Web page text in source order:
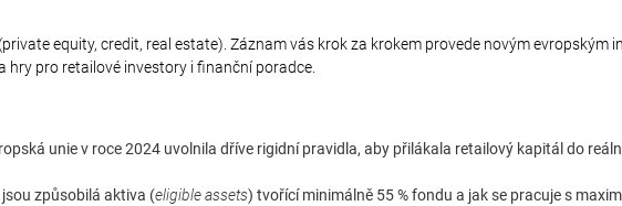
equity, credit, real estate). Záznam vás krok za krokem provede novým evropským
hry pro retailové investory i finanční poradce.
unie v roce 2024 uvolnila dříve rigidní pravidla, aby přilákala retailový kapitál do
jsou způsobilá aktiva (eligible assets) tvořící minimálně 55 % fondu a jak se pracuje s